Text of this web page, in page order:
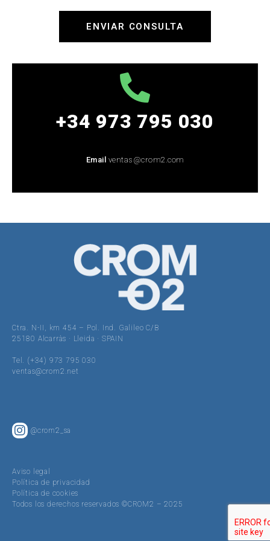
ENVIAR CONSULTA
+34 973 795 030
Email ventas@crom2.com
Ctra. N-II, km 454 – Pol. Ind. Galileo C/B
25180 Alcarràs · Lleida · SPAIN
Tel. (+34) 973 795 030
ventas@crom2.net
@crom2_sa
Aviso legal
Política de privacidad
Política de cookies
Todos los derechos reservados ©CROM2 – 2025